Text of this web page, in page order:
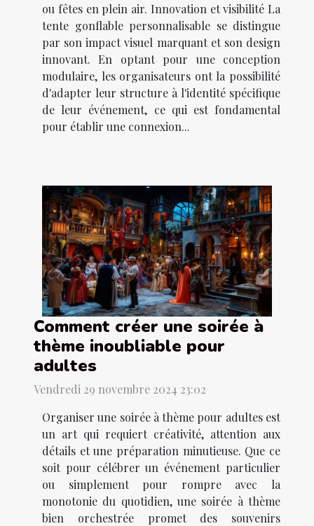
ou fêtes en plein air. Innovation et visibilité La
tente gonflable personnalisable se distingue
par son impact visuel marquant et son design
innovant. En optant pour une conception
modulaire, les organisateurs ont la possibilité
d'adapter leur structure à l'identité spécifique
de leur événement, ce qui est fondamental
pour établir une connexion...
Comment créer une soirée à
thème inoubliable pour
adultes
Vendredi 29 novembre 2024 23:02
Organiser une soirée à thème pour adultes est
un art qui requiert créativité, attention aux
détails et une préparation minutieuse. Que ce
soit pour célébrer un événement particulier
ou simplement pour rompre avec la
monotonie du quotidien, une soirée à thème
bien orchestrée promet des souvenirs